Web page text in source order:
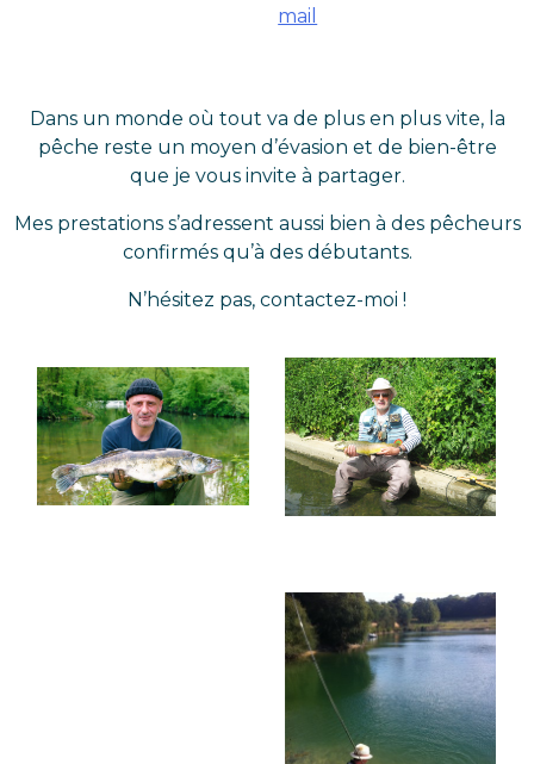
mail
Dans un monde où tout va de plus en plus vite, la
pêche reste un moyen d’évasion et de bien-être
que je vous invite à partager.
Mes prestations s’adressent aussi bien à des pêcheurs
confirmés qu’à des débutants.
N’hésitez pas, contactez-moi !